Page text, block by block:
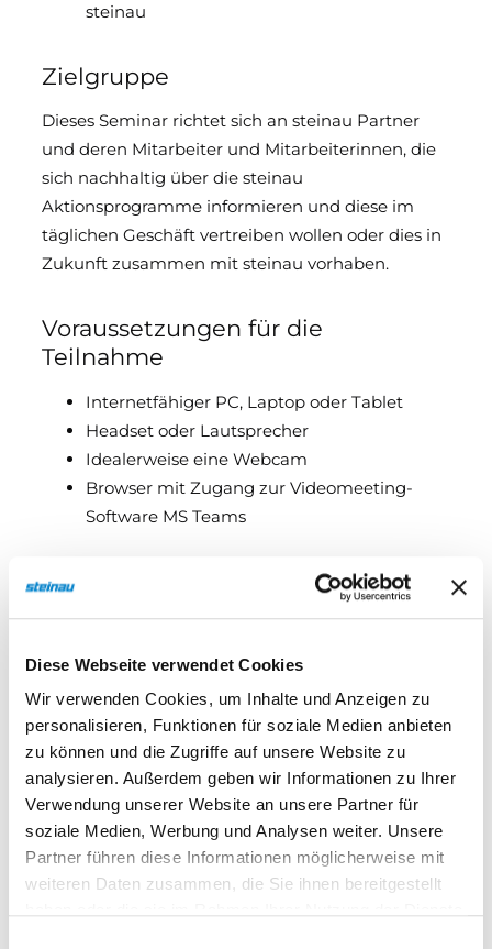
Diese Webseite verwendet Cookies
Wir verwenden Cookies, um Inhalte und Anzeigen zu
personalisieren, Funktionen für soziale Medien anbieten
zu können und die Zugriffe auf unsere Website zu
analysieren. Außerdem geben wir Informationen zu Ihrer
Verwendung unserer Website an unsere Partner für
soziale Medien, Werbung und Analysen weiter. Unsere
Partner führen diese Informationen möglicherweise mit
weiteren Daten zusammen, die Sie ihnen bereitgestellt
steinau
Zielgruppe
Dieses Seminar richtet sich an steinau Partner
und deren Mitarbeiter und Mitarbeiterinnen, die
sich nachhaltig über die steinau
Aktionsprogramme informieren und diese im
täglichen Geschäft vertreiben wollen oder dies in
Zukunft zusammen mit steinau vorhaben.
Voraussetzungen für die
Teilnahme
Internetfähiger PC, Laptop oder Tablet
Headset oder Lautsprecher
Idealerweise eine Webcam
Browser mit Zugang zur Videomeeting-
Software MS Teams
Seminarpaket
Zugang zum virtuellen Seminarraum sowie ein
Referent:in